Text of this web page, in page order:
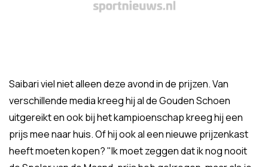
Saibari viel niet alleen deze avond in de prijzen. Van
verschillende media kreeg hij al de Gouden Schoen
uitgereikt en ook bij het kampioenschap kreeg hij een
prijs mee naar huis. Of hij ook al een nieuwe prijzenkast
heeft moeten kopen? "Ik moet zeggen dat ik nog nooit